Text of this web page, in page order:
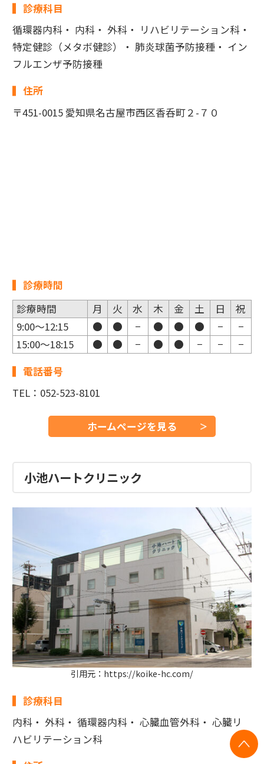
診療科目
循環器内科・ 内科・ 外科・ リハビリテーション科・
特定健診（メタボ健診）・ 肺炎球菌予防接種・ イン
フルエンザ予防接種
住所
〒451-0015 愛知県名古屋市西区香呑町２-７０
診療時間
診療時間
月 火 水 木 金 土 日
祝
9:00～12:15
● ● − ● ● ● −
−
15:00〜18:15
● ● − ● ● − −
−
電話番号
TEL：052-523-8101
ホームページを見る
小池ハートクリニック
引用元：https://koike-hc.com/
診療科目
内科・ 外科・ 循環器内科・ 心臓血管外科・ 心臓リ
ハビリテーション科